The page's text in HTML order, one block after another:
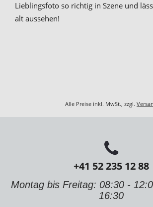
Lieblingsfoto so richtig in Szene und
alt aussehen!
Alle Preise inkl. MwSt., zzgl.
+41 52 235 12 88
Montag bis Freitag: 08:30 -
16:30